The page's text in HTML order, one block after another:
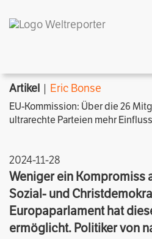
Artikel | Eric Bonse
EU-Kommission: Über die 26
ultrarechte Parteien mehr Einfluss
2024-11-28
Weniger ein Kompromiss
Sozial- und
Europaparlament hat
ermöglicht. Politiker von